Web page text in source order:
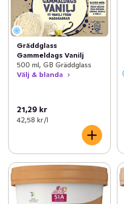
Gräddglass
Gammeldags Vanilj
500 ml, GB Gräddglass
Välj & blanda
21,29 kr
42,58 kr /l